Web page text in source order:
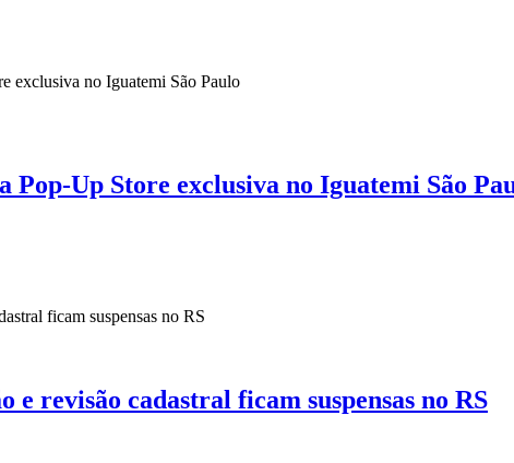
Up Store exclusiva no Iguatemi São
e revisão cadastral ficam suspensas no RS